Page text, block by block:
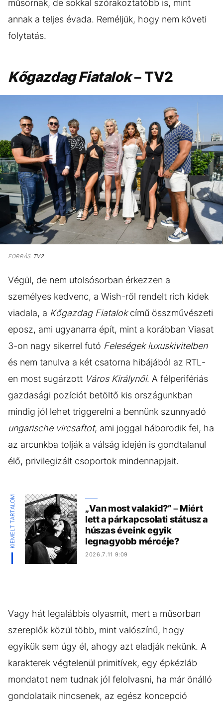
műsornak, de sokkal szórakoztatóbb is, mint
annak a teljes évada. Reméljük, hogy nem követi
folytatás.
Kőgazdag Fiatalok– TV2
FORRÁSTV2
Végül, de nem utolsósorban érkezzen a
személyes kedvenc, a Wish-ről rendelt rich kidek
viadala, a Kőgazdag Fiatalokcímű összművészeti
eposz, ami ugyanarra épít, mint a korábban Viasat
3-on nagy sikerrel futó Feleségek luxuskivitelben
és nem tanulva a két csatorna hibájából az RTL-
en most sugárzott Város Királynői. A félperifériás
gazdasági pozíciót betöltő kis országunkban
mindig jól lehet triggerelni a bennünk szunnyadó
ungarische vircsaftot, ami joggal háborodik fel, ha
az arcunkba tolják a válság idején is gondtalanul
élő, privilegizált csoportok mindennapjait.
KIEMELT TARTALOM
„Van most valakid?” – Miért
lett a párkapcsolati státusz a
húszas éveink egyik
legnagyobb mércéje?
2026.7.11 9:09
Vagy hát legalábbis olyasmit, mert a műsorban
szereplők közül több, mint valószínű, hogy
egyikük sem úgy él, ahogy azt eladják nekünk. A
karakterek végtelenül primitívek, egy épkézláb
mondatot nem tudnak jól felolvasni, ha már önálló
gondolataik nincsenek, az egész koncepció